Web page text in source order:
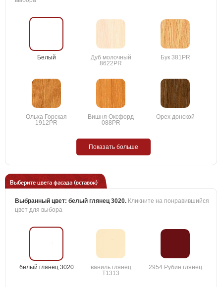
Белый
Дуб молочный
8622PR
Бук 381PR
Ольха Горская
1912PR
Вишня Оксфорд
088PR
Орех донской
Показать больше
Выберите цвета фасада (вставок)
Выбранный цвет: белый глянец 3020. Кликните на понравившийся
цвет для выбора
белый глянец 3020
ваниль глянец
T1313
2954 Рубин глянец